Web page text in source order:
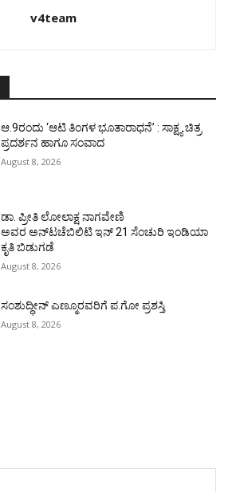
v4team
ಆ.9ರಂದು ‘ಆಟಿ ತಿಂಗಳ ಭೂತಾರಾಧನೆ’ : ಸಾಕ್ಷ್ಯ ಚಿತ್ರ
ಪ್ರದರ್ಶನ ಹಾಗೂ ಸಂವಾದ
August 8, 2026
ಡಾ. ಪ್ರೀತಿ ಲೋಲಾಕ್ಷ ನಾಗವೇಣಿ
ಅವರ ಅನ್‌ಟಚೆಬಿಲಿಟಿ ಇನ್ 21 ಸೆಂಚುರಿ ಇಂಡಿಯಾ
ಕೃತಿ ಬಿಡುಗಡೆ
August 8, 2026
ಸಂಶುದ್ಧೀನ್ ಎಣ್ಮೂರವರಿಗೆ ಪ.ಗೋ ಪ್ರಶಸ್ತಿ
August 8, 2026